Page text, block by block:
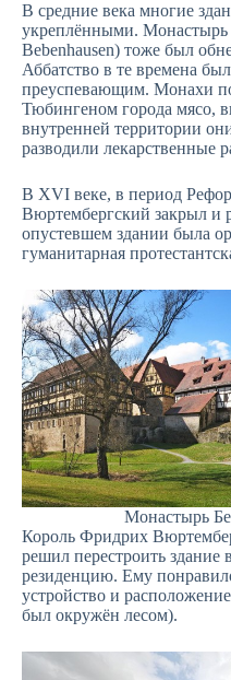
В средние века многие
укреплёнными. Монастырь
Bebenhausen) тоже был
Аббатство в те времена
преуспевающим. Монахи
Тюбингеном города мясо,
внутренней территории
разводили лекарственные
В XVI веке, в период
Вюртембергский закрыл и
опустевшем здании была
гуманитарная
Монастырь
Король Фридрих
решил перестроить здание
резиденцию. Ему
устройство и
был окружён лесом).